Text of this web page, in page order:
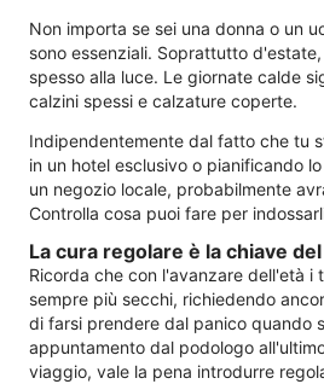
Non importa se sei una donna o un
sono essenziali. Soprattutto
spesso alla luce. Le giornate calde
calzini spessi e calzature coperte.
Indipendentemente dal fatto che tu
in un hotel esclusivo o pianificando
un negozio locale, probabilmente
Controlla cosa puoi fare per
La cura regolare è la chiave
Ricorda che con l'avanzare dell'età i
sempre più secchi, richiedendo
di farsi prendere dal panico quando
appuntamento dal podologo
viaggio, vale la pena introdurre